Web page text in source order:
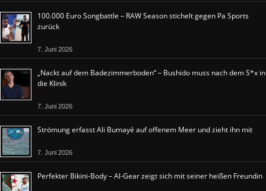
100.000 Euro Songbattle – RAW Season stichelt gegen Pa Sports
zurück
7. Juni 2026
„Nackt auf dem Badezimmerboden“ – Bushido muss nach dem S*x in
die Klinik
7. Juni 2026
Strömung erfasst Ali Bumayé auf offenem Meer und zieht ihn mit
7. Juni 2026
Perfekter Bikini-Body – Al-Gear zeigt sich mit seiner heißen Freundin